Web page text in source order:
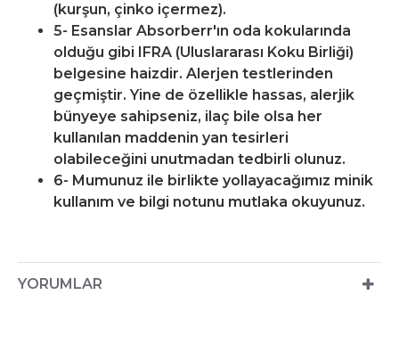
(kurşun, çinko içermez).
5- Esanslar Absorberr'ın oda kokularında
olduğu gibi IFRA (Uluslararası Koku Birliği)
belgesine haizdir. Alerjen testlerinden
geçmiştir. Yine de özellikle hassas, alerjik
bünyeye sahipseniz, ilaç bile olsa her
kullanılan maddenin yan tesirleri
olabileceğini unutmadan tedbirli olunuz.
6- Mumunuz ile birlikte yollayacağımız minik
kullanım ve bilgi notunu mutlaka okuyunuz.
YORUMLAR